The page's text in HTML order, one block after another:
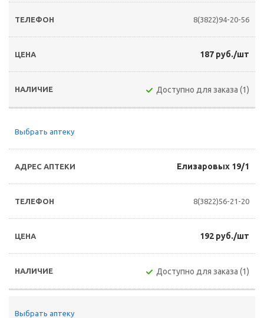
8(3822)94-20-56
187 руб./шт
Доступно для заказа (1)
Выбрать аптеку
Елизаровых 19/1
8(3822)56-21-20
192 руб./шт
Доступно для заказа (1)
Выбрать аптеку